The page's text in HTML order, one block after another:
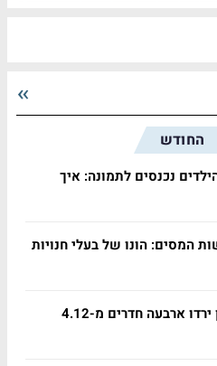
החודש
נכנסים לתמונה: איך
המסים: הונו של בעלי חנויות
תל בנימין: באותו בניין ירדו ארבעה חדרים מ-4.12